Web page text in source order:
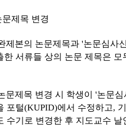
문제목 변경
제본의 논문제목과 '논문심사
한 서류들 상의 논문 제목은 모
제목 변경 시 학생이 '논문심
포털(KUPID)에서 수정하고,
수기 로 변경한 후 지도교수 날